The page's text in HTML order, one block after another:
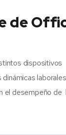
de
el desempeño